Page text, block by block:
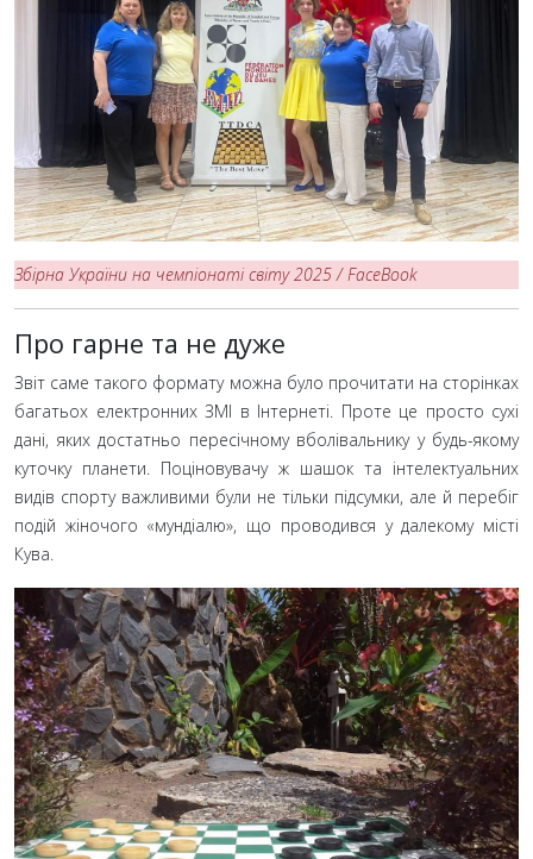
Збірна України на чемпіонаті світу 2025 / FaceBook
Про гарне та не дуже
Звіт саме такого формату можна було прочитати на сторінках
багатьох електронних ЗМІ в Інтернеті. Проте це просто сухі
дані, яких достатньо пересічному вболівальнику у будь-якому
куточку планети. Поціновувачу ж шашок та інтелектуальних
видів спорту важливими були не тільки підсумки, але й перебіг
подій жіночого «мундіалю», що проводився у далекому місті
Кува.